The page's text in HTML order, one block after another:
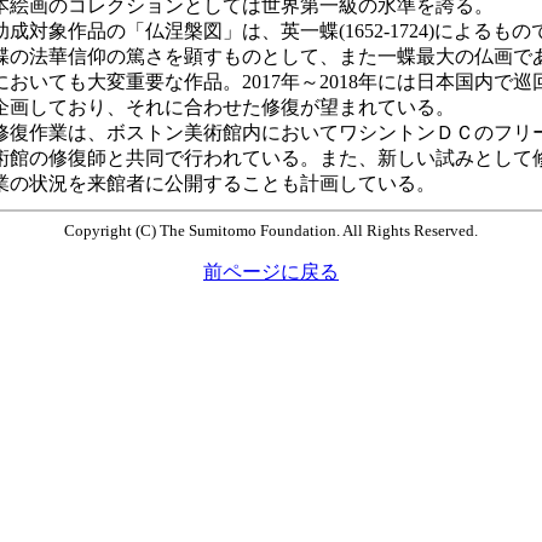
絵画のコレクションとしては世界第一級の水準を誇る。
対象作品の「仏涅槃図」は、英一蝶(1652-1724)によるもの
の法華信仰の篤さを顕すものとして、また一蝶最大の仏画で
おいても大変重要な作品。2017年～2018年には日本国内で巡
画しており、それに合わせた修復が望まれている。
作業は、ボストン美術館内においてワシントンＤＣのフリ
館の修復師と共同で行われている。また、新しい試みとして
の状況を来館者に公開することも計画している。
Copyright (C) The Sumitomo Foundation. All Rights Reserved.
前ページに戻る